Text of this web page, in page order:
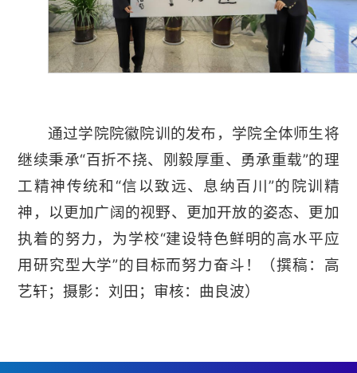
通过学院院徽院训的发布，学院全体师生将
继续秉承“百折不挠、刚毅厚重、勇承重载”的理
工精神传统和“信以致远、息纳百川”的院训精
神，以更加广阔的视野、更加开放的姿态、更加
执着的努力，为学校“建设特色鲜明的高水平应
用研究型大学”的目标而努力奋斗！（撰稿：高
艺轩；摄影：刘田；审核：曲良波）